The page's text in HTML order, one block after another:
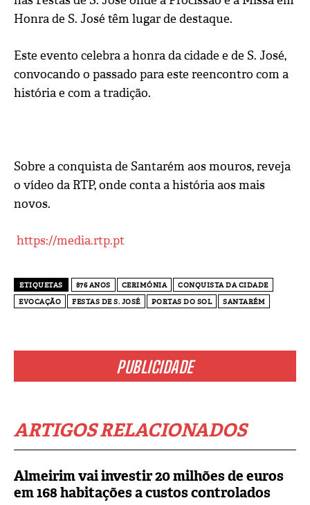
PUBLICIDADE
ARTIGOS RELACIONADOS
Almeirim vai investir 20 milhões de euros
em 168 habitações a custos controlados
Honra de S. José têm lugar de destaque.
Este evento celebra a honra da cidade e de S. José,
convocando o passado para este reencontro com a
história e com a tradição.
Sobre a conquista de Santarém aos mouros, reveja
o vídeo da RTP, onde conta a história aos mais
novos.
https://media.rtp.pt
ETIQUETAS 876 ANOS CERIMÓNIA
CONQUISTA DA CIDADE
EVOCAÇÃO
FESTAS DE S. JOSÉ PORTAS DO SOL SANTARÉM